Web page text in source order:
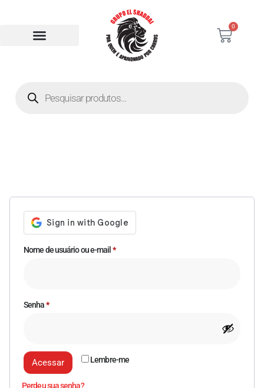
0
Nome de usuário ou e-mail*
Senha*
Lembre-me
Acessar
Perdeu sua senha?